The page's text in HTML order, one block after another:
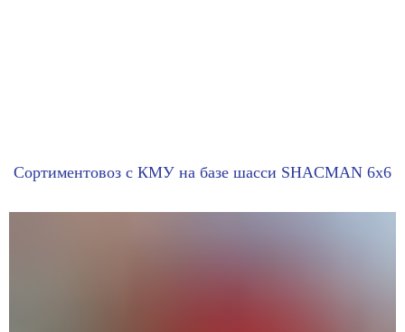
Сортиментовоз с КМУ на базе шасси SHACMAN 6x6